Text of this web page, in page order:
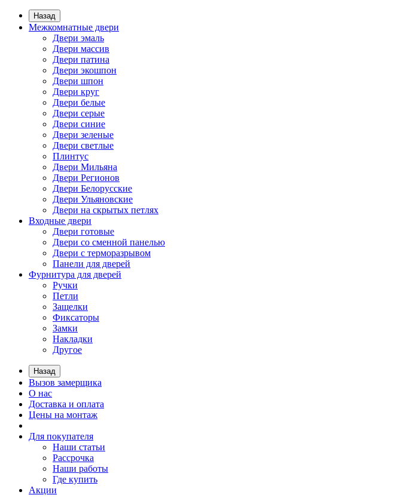
Назад
Межкомнатные двери
Двери эмаль
Двери массив
Двери патина
Двери экошпон
Двери шпон
Двери круг
Двери белые
Двери серые
Двери синие
Двери зеленые
Двери светлые
Плинтус
Двери Мильяна
Двери Регионов
Двери Белорусские
Двери Ульяновские
Двери на скрытых петлях
Входные двери
Двери готовые
Двери со сменной панелью
Двери с терморазрывом
Панели для дверей
Фурнитура для дверей
Ручки
Петли
Защелки
Фиксаторы
Замки
Накладки
Другое
Назад
Вызов замерщика
О нас
Доставка и оплата
Цены на монтаж
Для покупателя
Наши статьи
Рассрочка
Наши работы
Где купить
Акции